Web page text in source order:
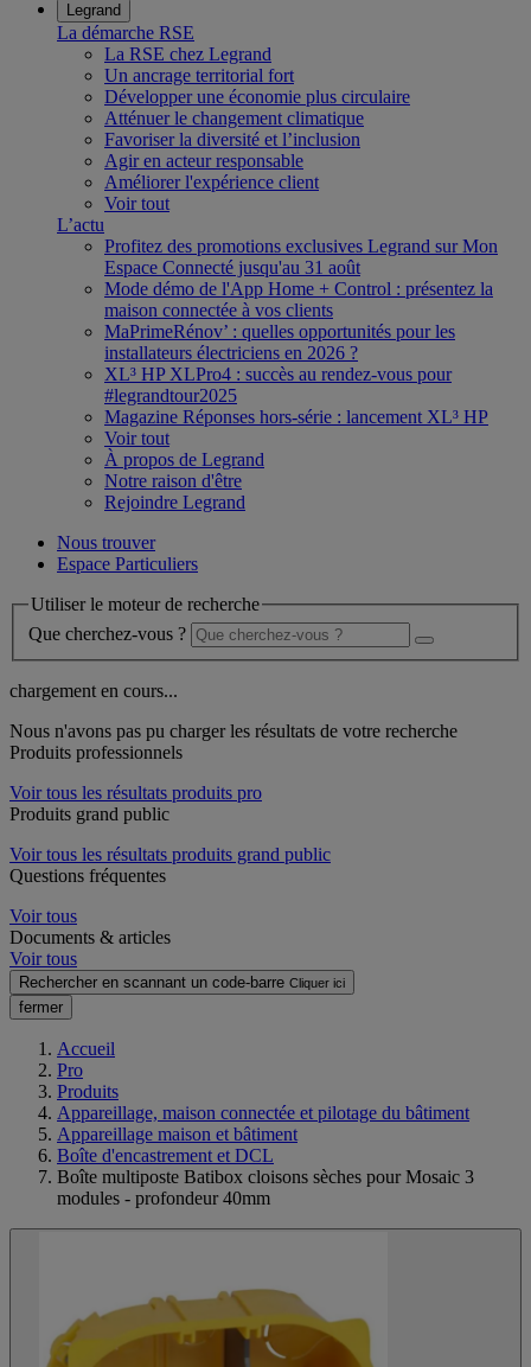
Legrand
La démarche RSE
La RSE chez Legrand
Un ancrage territorial fort
Développer une économie plus circulaire
Atténuer le changement climatique
Favoriser la diversité et l’inclusion
Agir en acteur responsable
Améliorer l'expérience client
Voir tout
L’actu
Profitez des promotions exclusives Legrand sur Mon
Espace Connecté jusqu'au 31 août
Mode démo de l'App Home + Control : présentez la
maison connectée à vos clients
MaPrimeRénov’ : quelles opportunités pour les
installateurs électriciens en 2026 ?
XL³ HP XLPro4 : succès au rendez-vous pour
#legrandtour2025
Magazine Réponses hors-série : lancement XL³ HP
Voir tout
À propos de Legrand
Notre raison d'être
Rejoindre Legrand
Nous trouver
Espace Particuliers
Utiliser le moteur de recherche
Que cherchez-vous ?
chargement en cours...
Nous n'avons pas pu charger les résultats de votre recherche
Produits professionnels
Voir tous les résultats produits pro
Produits grand public
Voir tous les résultats produits grand public
Questions fréquentes
Voir tous
Documents & articles
Voir tous
Rechercher en scannant un code-barre Cliquer ici
fermer
Accueil
Pro
Produits
Appareillage, maison connectée et pilotage du bâtiment
Appareillage maison et bâtiment
Boîte d'encastrement et DCL
Boîte multiposte Batibox cloisons sèches pour Mosaic 3
modules - profondeur 40mm